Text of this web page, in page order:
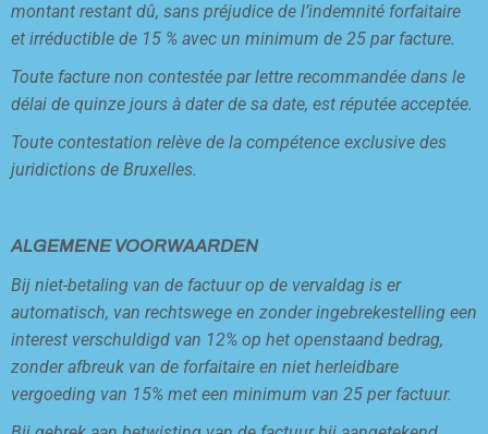
montant restant dû, sans préjudice de l’indemnité forfaitaire
et irréductible de 15 % avec un minimum de 25 par facture.
Toute facture non contestée par lettre recommandée dans le
délai de quinze jours à dater de sa date, est réputée acceptée.
Toute contestation relève de la compétence exclusive des
juridictions de Bruxelles.
ALGEMENE VOORWAARDEN
Bij niet-betaling van de factuur op de vervaldag is er
automatisch, van rechtswege en zonder ingebrekestelling een
interest verschuldigd van 12% op het openstaand bedrag,
zonder afbreuk van de forfaitaire en niet herleidbare
vergoeding van 15% met een minimum van 25 per factuur.